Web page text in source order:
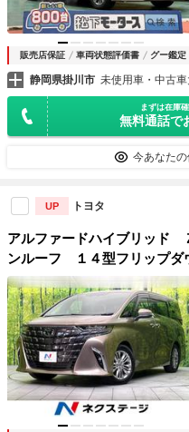
販売店保証 車両状態評価書 グー鑑定
静岡県掛川市 未使用車・中古
まずは在庫
無料通話で
今あなたの
UP トヨタ
アルファードハイブリッ
ンルーフ １４型フリップ
Ｂｌｕｅｔｏｏｔｈ再生
電動リアゲート レザーシ
Ｃ